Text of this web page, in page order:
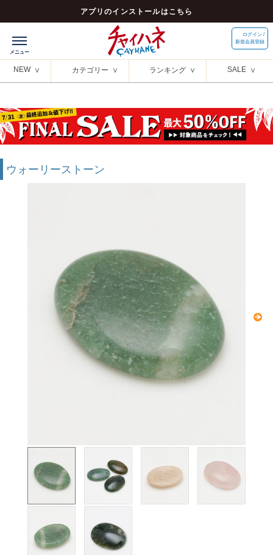
アプリのインストールはこちら
ログイン /
新規会員登録
NEW カテゴリー ランキング SALE
ウォーリーストーン